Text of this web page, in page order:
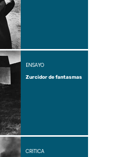
Zurcidor de fantasmas
ENSAYO
CRÍTICA